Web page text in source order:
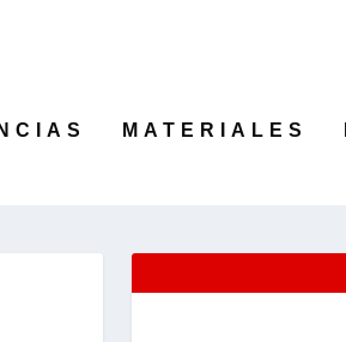
MATERIALES